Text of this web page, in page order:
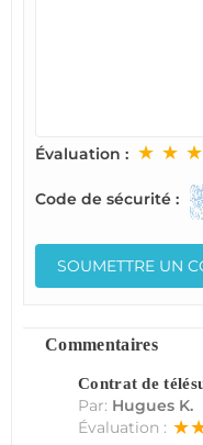
Évaluation : ★ ★ ★
Code de sécurité :
Commentaires
Contrat de
Par: Hugues K.
Évaluation :